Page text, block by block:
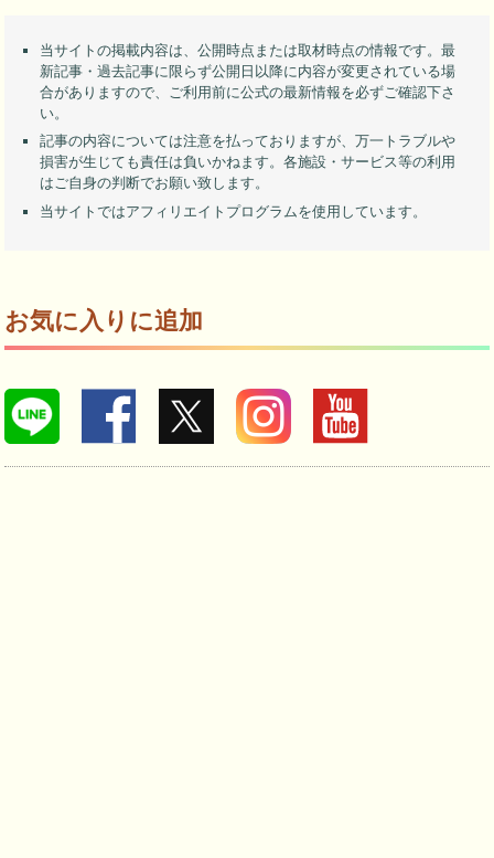
当サイトの掲載内容は、公開時点または取材時点の情報です。最
新記事・過去記事に限らず公開日以降に内容が変更されている場
合がありますので、ご利用前に公式の最新情報を必ずご確認下さ
い。
記事の内容については注意を払っておりますが、万一トラブルや
損害が生じても責任は負いかねます。各施設・サービス等の利用
はご自身の判断でお願い致します。
当サイトではアフィリエイトプログラムを使用しています。
お気に入りに追加